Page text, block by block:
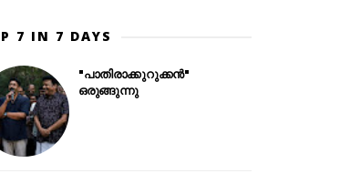
7 IN 7 DAYS
"പാതിരാക്കുറുക്കൻ"
ഒരുങ്ങുന്നു